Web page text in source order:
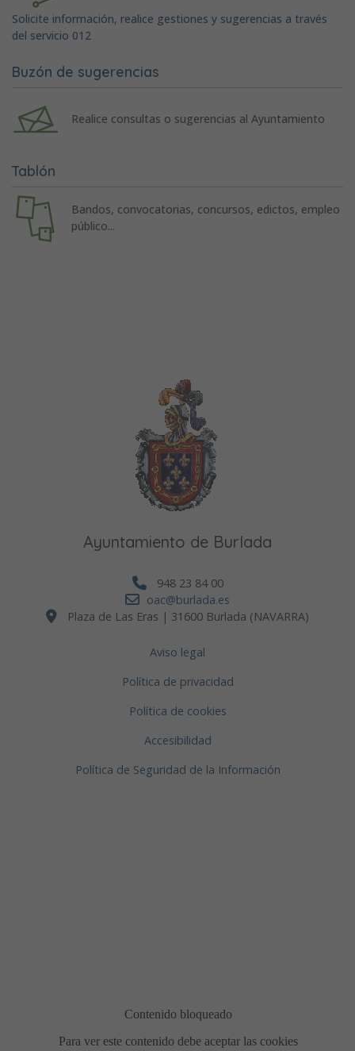
Solicite información, realice gestiones y sugerencias a través
del servicio 012
Buzón de sugerencias
Realice consultas o sugerencias al Ayuntamiento
Tablón
Bandos, convocatorias, concursos, edictos, empleo
público...
Ayuntamiento de Burlada
948 23 84 00
oac@burlada.es
Plaza de Las Eras | 31600 Burlada (NAVARRA)
Aviso legal
Política de privacidad
Política de cookies
Accesibilidad
Política de Seguridad de la Información